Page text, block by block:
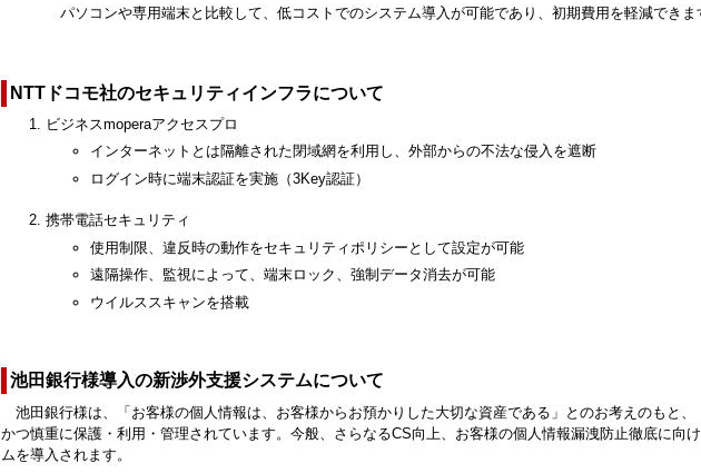
パソコンや専用端末と比較して、低コストでのシステム導入が可能であり、初期費用を軽減できま
NTTドコモ社のセキュリティインフラについて
ビジネスmoperaアクセスプロ
インターネットとは隔離された閉域網を利用し、外部からの不法な侵入を遮断
ログイン時に端末認証を実施（3Key認証）
携帯電話セキュリティ
使用制限、違反時の動作をセキュリティポリシーとして設定が可能
遠隔操作、監視によって、端末ロック、強制データ消去が可能
ウイルススキャンを搭載
池田銀行様導入の新渉外支援システムについて
池田銀行様は、「お客様の個人情報は、お客様からお預かりした大切な資産である」とのお考えのもと、
かつ慎重に保護・利用・管理されています。今般、さらなるCS向上、お客様の個人情報漏洩防止徹底に向
ムを導入されます。